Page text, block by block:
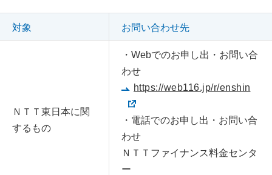
対象 お問い合わせ先
ＮＴＴ東日本に関
するもの
・Webでのお申し出・お問い合
わせ
https://web116.jp/r/enshin
・電話でのお申し出・お問い合
わせ
ＮＴＴファイナンス料金センタ
ー